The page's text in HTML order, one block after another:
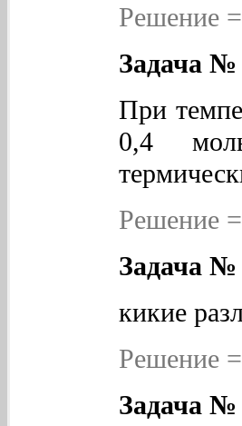
Решение
Задача №
При
0,4
Решение
Задача №
кикие
Решение
Задача №